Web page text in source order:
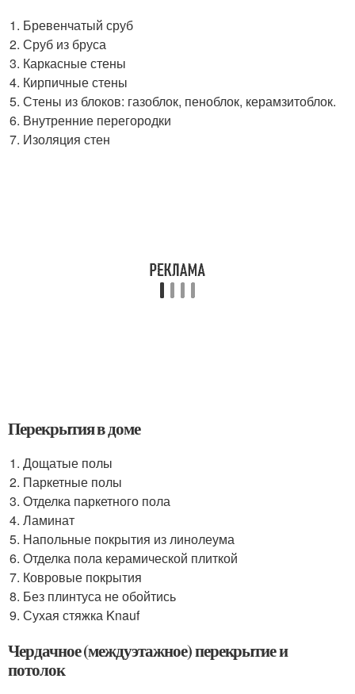
Бревенчатый сруб
Сруб из бруса
Каркасные стены
Кирпичные стены
Стены из блоков: газоблок, пеноблок, керамзитоблок.
Внутренние перегородки
Изоляция стен
Перекрытия в доме
Дощатые полы
Паркетные полы
Отделка паркетного пола
Ламинат
Напольные покрытия из линолеума
Отделка пола керамической плиткой
Ковровые покрытия
Без плинтуса не обойтись
Сухая стяжка Knauf
Чердачное (междуэтажное) перекрытие и
потолок